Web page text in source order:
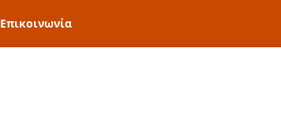
Επικοινωνία